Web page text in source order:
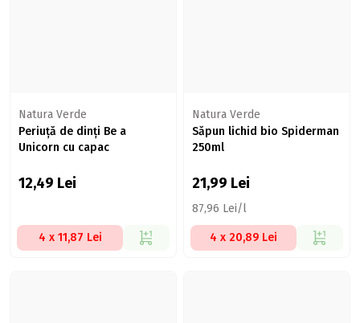
Natura Verde
Periuță de dinți Be a
Unicorn cu capac
12,49 Lei
4 x 11,87 Lei
Natura Verde
Săpun lichid bio Spiderman
250ml
21,99 Lei
87,96 Lei/l
4 x 20,89 Lei